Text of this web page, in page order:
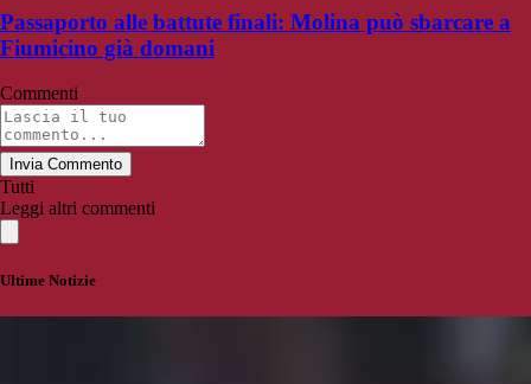
Passaporto alle battute finali: Molina può sbarcare a
Fiumicino già domani
Commenti
Invia Commento
Tutti
Leggi altri commenti
Ultime Notizie